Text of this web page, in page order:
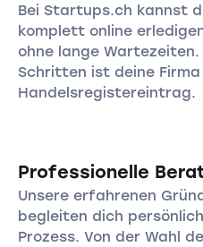
Bei Startups.ch kannst
komplett online
ohne lange Wartezeiten.
Schritten ist deine
Handelsregistereintrag.
Professionelle
Unsere erfahrenen
begleiten dich
Prozess. Von der Wahl